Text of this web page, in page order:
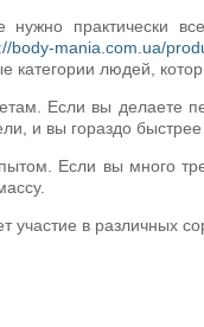
нужно практически
body-mania.com.ua/
категории людей,
Если вы делаете
и вы гораздо быстрее
Если вы много
участие в различных